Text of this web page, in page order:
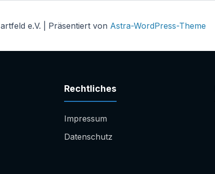
e.V. | Präsentiert von Astra-WordPress-Theme
Rechtliches
Impressum
Datenschutz